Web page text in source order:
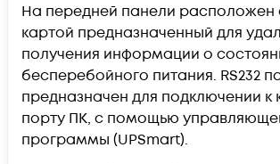
На передней панели расположен
картой предназначенный для
получения информации о
бесперебойного питания. RS232
предназначен для подключении к
порту ПК, с помощью
программы (UPSmart).